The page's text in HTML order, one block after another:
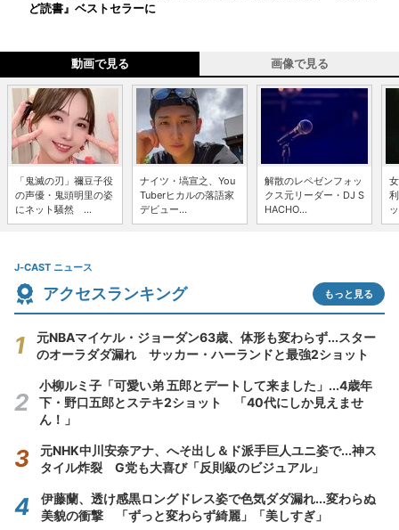
ど読書』ベストセラーに
動画で見る 画像で見る
「鬼滅の刃」禰豆子役
の声優・鬼頭明里の姿
にネット騒然 ...
ナイツ・塙宣之、You
Tuberヒカルの落語家
デビュー...
解散のレペゼンフォッ
クス元リーダー・DJ S
HACHO...
J-CAST ニュース
アクセスランキング もっと見る
元NBAマイケル・ジョーダン63歳、体形も変わらず...スター
のオーラダダ漏れ サッカー・ハーランドと最強2ショット
小柳ルミ子「可愛い弟 五郎とデートして来ました」...4歳年
下・野口五郎とステキ2ショット 「40代にしか見えませ
ん！」
元NHK中川安奈アナ、へそ出し＆ド派手巨人ユニ姿で...神ス
タイル炸裂 G党も大喜び「反則級のビジュアル」
伊藤蘭、透け感黒ロングドレス姿で色気ダダ漏れ...変わらぬ
美貌の衝撃 「ずっと変わらず綺麗」「美しすぎ」